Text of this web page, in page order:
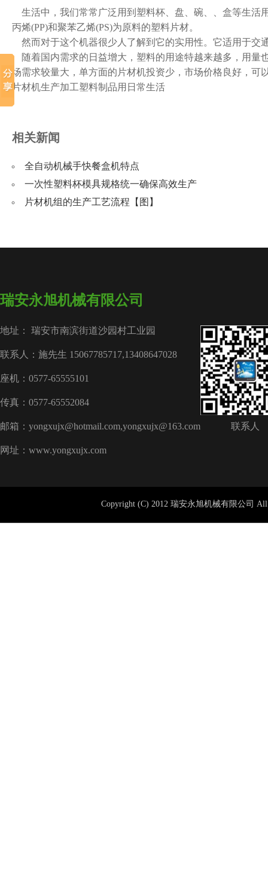
生活中，我们常常广泛用到塑料杯、盘、碗、、盒等生活
丙烯(PP)和聚苯乙烯(PS)为原料的塑料片材。
然而对于这个机器很少人了解到它的实用性。它适用于交
随着国内需求的日益增大，塑料的用途特越来越多，用量
场需求较量大，单方面的片材机投资少，市场价格良好，可
片材机生产加工塑料制品用日常生活
相关新闻
全自动机械手快餐盒机特点
一次性塑料杯模具规格统一确保高效生产
片材机组的生产工艺流程【图】
瑞安永旭机械有限公司
地址： 瑞安市南滨街道沙园村工业园
联系人：施先生 15067785717,13408647028
座机：0577-65555101
传真：0577-65552084
邮箱：yongxujx@hotmail.com,yongxujx@163.com
网址：www.yongxujx.com
联系人
Copyright (C) 2012 瑞安永旭机械有限公司 All